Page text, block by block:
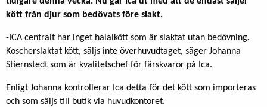
kött från djur som bedövats före slakt.
-ICA centralt har inget halalkött som är slaktat utan bedövning.
Koscherslaktat kött, säljs inte överhuvudtaget, säger Johanna
Stiernstedt som är kvalitetschef för färskvaror på Ica.
Enligt Johanna kontrollerar Ica detta för det kött som importeras
och som säljs till butik via huvudkontoret.